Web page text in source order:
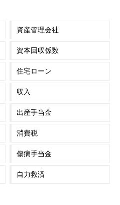
資産管理会社
資本回収係数
住宅ローン
収入
出産手当金
消費税
傷病手当金
自力救済